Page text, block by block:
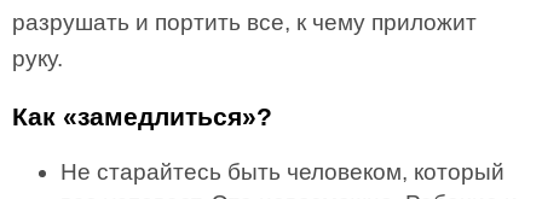
разрушать и портить все, к чему приложит
руку.
Как «замедлиться»?
Не старайтесь быть человеком, который